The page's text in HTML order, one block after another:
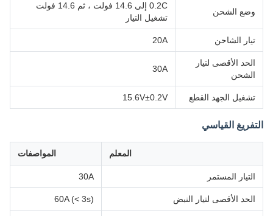
وضع الشحن
0.2C إلى 14.6 فولت ، ثم 14.6 فولت
تشغيل التيار
تيار الشاحن 20A
الحد الأقصى لتيار
الشحن
30A
تشغيل الجهد القطع 15.6V±0.2V
التفريغ القياسي
المعلم المواصفات
التيار المستمر 30A
الحد الأقصى لتيار النبض 60A (< 3s)